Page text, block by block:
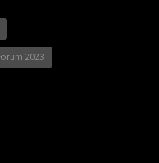
2023